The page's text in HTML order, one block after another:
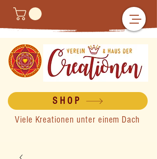
SHOP
Viele Kreationen unter einem Dach